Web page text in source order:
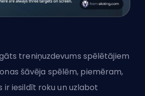
treniņuzdevums spēlētājiem
šāvēja spēlēm, piemēram,
ir iesildīt roku un uzlabot